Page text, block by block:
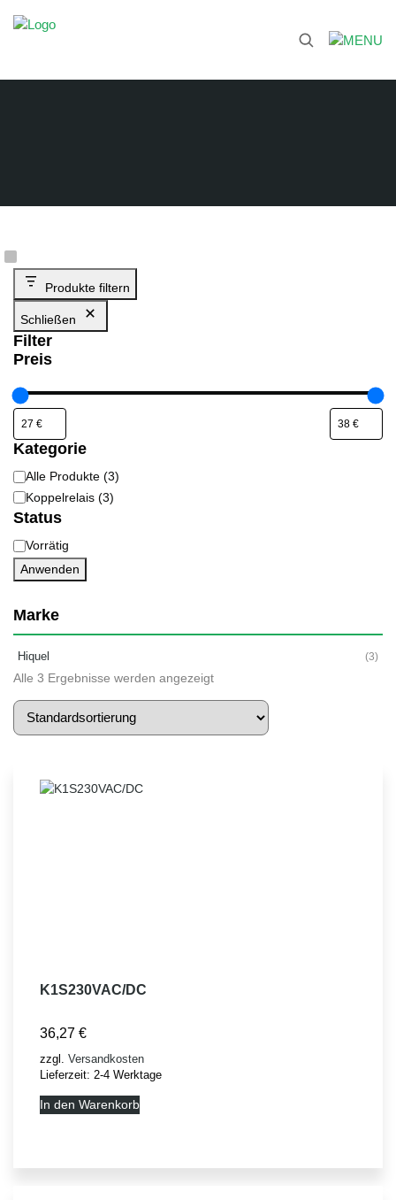
Produkte filtern
Schließen
Filter
Preis
Kategorie
Kategorie
Alle Produkte (3)
Koppelrelais (3)
Status
Status
Vorrätig
Anwenden
Marke
Hiquel (3)
Alle 3 Ergebnisse werden angezeigt
K1S230VAC/DC
36,27 €
zzgl. Versandkosten
Lieferzeit: 2-4 Werktage
In den Warenkorb